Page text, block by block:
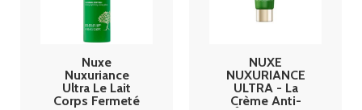
Nuxe
Nuxuriance
Ultra Le Lait
Corps Fermeté
NUXE
NUXURIANCE
ULTRA - La
Crème Anti-